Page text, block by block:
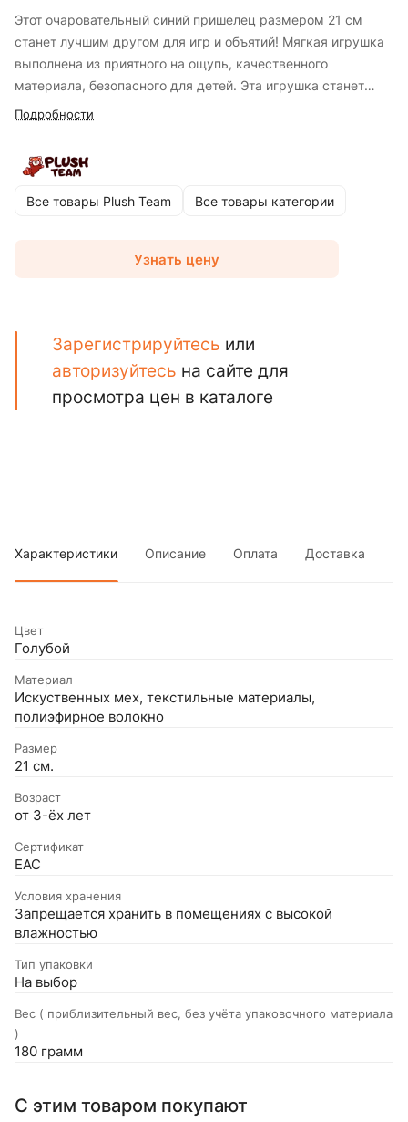
Этот очаровательный синий пришелец размером 21 см
станет лучшим другом для игр и объятий! Мягкая игрушка
выполнена из приятного на ощупь, качественного
материала, безопасного для детей. Эта игрушка станет
отличным подарком как для маленьких любителей
инопланетянина можно уже сегодня! Порадуйте себя или
своих близких этим очаровательным созданием!
Подробности
Все товары Plush Team Все товары категории
Узнать цену
Зарегистрируйтесь или
авторизуйтесь на сайте для
просмотра цен в каталоге
Характеристики Описание Оплата Доставка
Цвет
Голубой
Материал
Искуственных мех, текстильные материалы,
полиэфирное волокно
Размер
21 см.
Возраст
от 3-ёх лет
Сертификат
EAC
Условия хранения
Запрещается хранить в помещениях с высокой
влажностью
Тип упаковки
На выбор
Вес ( приблизительный вес, без учёта упаковочного материала
)
180 грамм
С этим товаром покупают